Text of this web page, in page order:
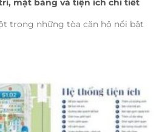
trí, mặt bằng và tiện ích chi tiết
trong những tòa căn hộ nổi bật